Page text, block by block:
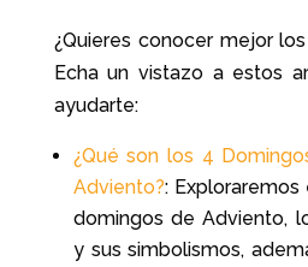
¿Quieres conocer mejor
Echa un vistazo a estos
ayudarte:
¿Qué son los 4
Adviento?: Exploraremos
domingos de Adviento,
y sus simbolismos,